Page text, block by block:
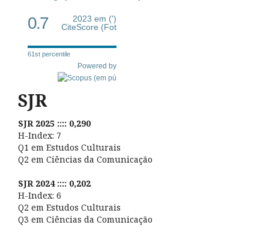
0.7
2023 em (')
CiteScore (Fot
61st percentile
Powered by
SJR
SJR 2025 :::: 0,290
H-Index: 7
Q1 em Estudos Culturais
Q2 em Ciências da Comunicação
SJR 2024 :::: 0,202
H-Index: 6
Q2 em Estudos Culturais
Q3 em Ciências da Comunicação